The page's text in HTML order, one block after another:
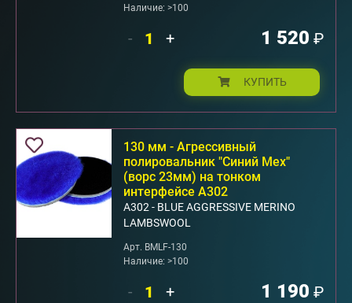
Наличие: >100
- + 1 520 ₽
КУПИТЬ
130 мм - Агрессивный
полировальник "Синий Мех"
(ворс 23мм) на тонком
интерфейсе А302
А302 - BLUE AGGRESSIVE MERINO
LAMBSWOOL
Арт. BMLF-130
Наличие: >100
- + 1 190 ₽